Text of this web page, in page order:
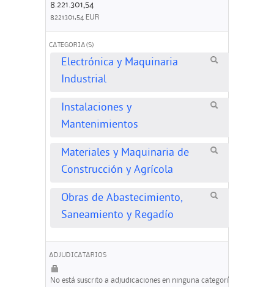
8.221.301,54
8221301,54 EUR
CATEGORIA(S)
Electrónica y Maquinaria
Industrial
Instalaciones y
Mantenimientos
Materiales y Maquinaria de
Construcción y Agrícola
Obras de Abastecimiento,
Saneamiento y Regadío
ADJUDICATARIOS
No está suscrito a adjudicaciones en ninguna categoría